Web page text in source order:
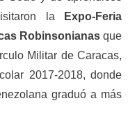
la
Expo-Feria
Robinsonianas que
Militar de Caracas,
2017-2018, donde
graduó a más